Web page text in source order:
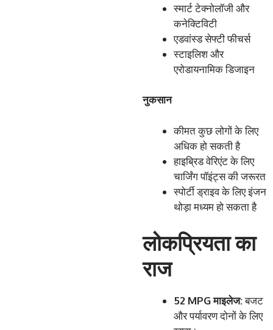
स्मार्ट टेक्नोलॉजी और
कनेक्टिविटी
एडवांस्ड सेफ्टी फीचर्स
स्टाइलिश और
एरोडायनामिक डिजाइन
नुकसान
कीमत कुछ लोगों के लिए
अधिक हो सकती है
हाइब्रिड वेरिएंट के लिए
चार्जिंग पॉइंट्स की जरूरत
स्पोर्टी ड्राइव के लिए इंजन
थोड़ा मध्यम हो सकता है
लोकप्रियता का
राज
52 MPGमाइलेज:बजट
और पर्यावरण दोनों के लिए